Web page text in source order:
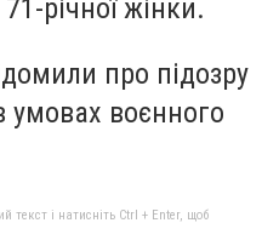
річної жінки.
про підозру
умовах воєнного
текст і натисніть Ctrl + Enter, щоб